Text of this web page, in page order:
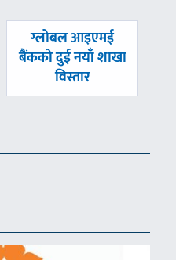
अघिल्लाे
-
ग्लोबल आइएमई
बैंकको दुई नयाँ शाखा
विस्तार